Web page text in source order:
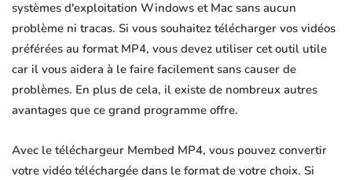
systèmes d'exploitation Windows et Mac sans aucun
problème ni tracas. Si vous souhaitez télécharger vos vidéos
préférées au format MP4, vous devez utiliser cet outil utile
car il vous aidera à le faire facilement sans causer de
problèmes. En plus de cela, il existe de nombreux autres
avantages que ce grand programme offre.
Avec le téléchargeur Membed MP4, vous pouvez convertir
votre vidéo téléchargée dans le format de votre choix. Si